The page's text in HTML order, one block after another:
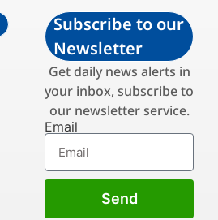
Subscribe to our
Newsletter
Get daily news alerts in
your inbox, subscribe to
our newsletter service.
Email
Send